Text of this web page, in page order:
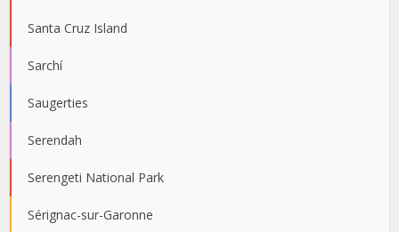
Santa Cruz Island
Sarchí
Saugerties
Serendah
Serengeti National Park
Sérignac-sur-Garonne